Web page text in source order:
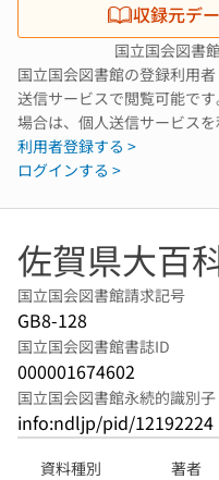
収録元デ
国立国会図書
国立国会図書館の登録利用
送信サービスで閲覧可能で
場合は、個人送信サービスを
利用者登録する >
ログインする >
佐賀県大百
国立国会図書館請求記号
GB8-128
国立国会図書館書誌ID
000001674602
国立国会図書館永続的識別子
info:ndljp/pid/12192224
資料種別 著者